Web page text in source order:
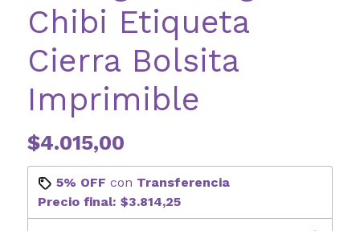
Chibi Etiqueta
Cierra Bolsita
Imprimible
$4.015,00
5% OFF con Transferencia
Precio final: $3.814,25